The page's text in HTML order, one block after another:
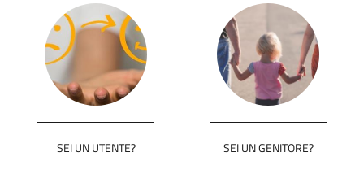
SEI UN UTENTE? SEI UN GENITORE?